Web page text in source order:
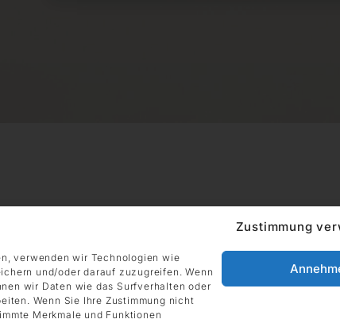
Zustimmung
verwenden wir Technologien wie
und/oder darauf zuzugreifen. Wenn
wir Daten wie das Surfverhalten oder
Wenn Sie Ihre Zustimmung nicht
Merkmale und Funktionen
Uhr
ADRESSE
DIE GALERIE GmbH